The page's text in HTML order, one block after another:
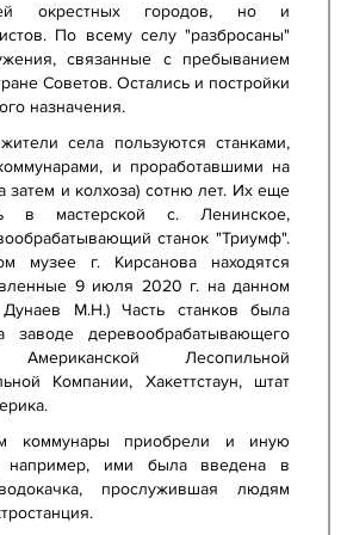
окрестных городов, но и
По всему селу "разбросаны"
связанные с пребыванием
Советов. Остались и постройки
назначения.
села пользуются станками,
и проработавшими на
затем и колхоза) сотню лет. Их еще
в мастерской с. Ленинское,
станок "Триумф".
музее г. Кирсанова находятся
9 июля 2020 г. на данном
Дунаев М.Н.) Часть станков была
заводе деревообрабатывающего
Американской Лесопильной
Компании, Хакеттстаун, штат
коммунары приобрели и иную
например, ими была введена в
прослужившая людям